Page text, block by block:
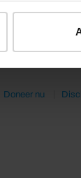
Doneer nu